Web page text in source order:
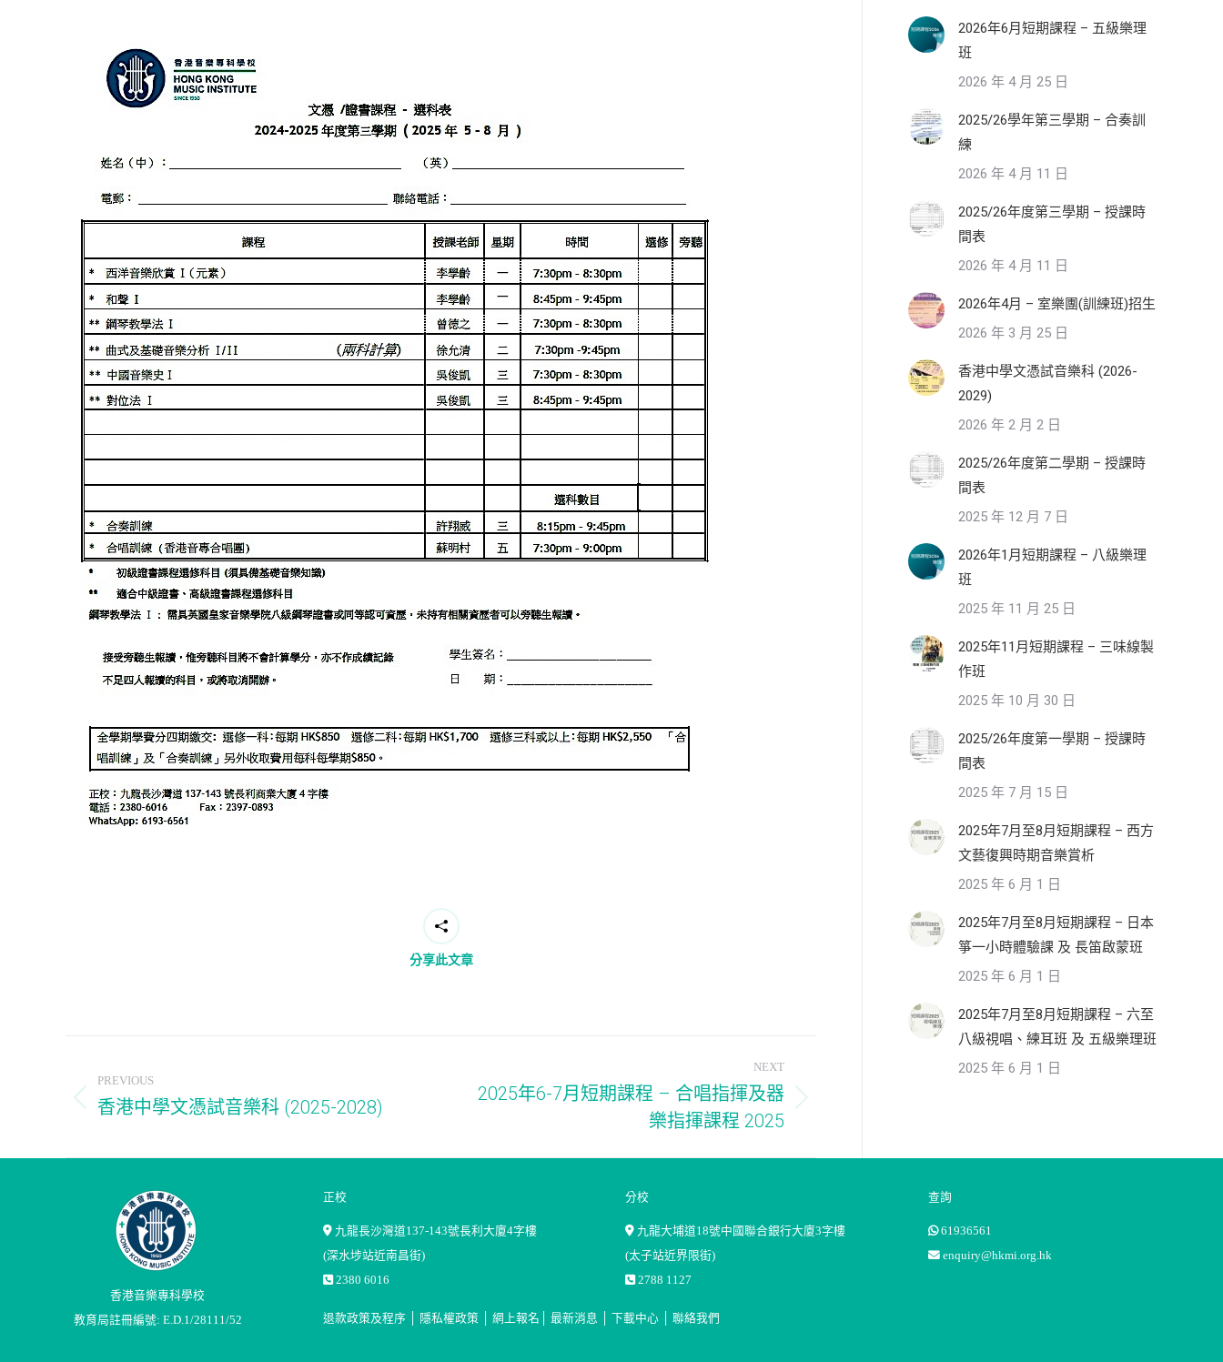
分享此文章
navigation
PREVIOUS
Previous
香港中學文憑試音樂科 (2025-2028)
NEXT
2025年6-7月短期課程 – 合唱指揮及器
樂指揮課程 2025
2026年6月短期課程 – 五級樂理
班
2026 年 4 月 25 日
2025/26學年第三學期 – 合奏訓
練
2026 年 4 月 11 日
2025/26年度第三學期 – 授課時
間表
2026 年 4 月 11 日
2026年4月 – 室樂團(訓練班)招生
2026 年 3 月 25 日
香港中學文憑試音樂科 (2026-
2029)
2026 年 2 月 2 日
2025/26年度第二學期 – 授課時
間表
2025 年 12 月 7 日
2026年1月短期課程 – 八級樂理
班
2025 年 11 月 25 日
2025年11月短期課程 – 三味線製
作班
2025 年 10 月 30 日
2025/26年度第一學期 – 授課時
間表
2025 年 7 月 15 日
2025年7月至8月短期課程 – 西方
文藝復興時期音樂賞析
2025 年 6 月 1 日
2025年7月至8月短期課程 – 日本
箏一小時體驗課 及 長笛啟蒙班
2025 年 6 月 1 日
2025年7月至8月短期課程 – 六至
八級視唱、練耳班 及 五級樂理班
2025 年 6 月 1 日
香港音樂專科學校
教育局註冊編號: E.D.1/28111/52
正校
九龍長沙灣道137-143號長利大廈4字樓
(深水埗站近南昌街)
2380 6016
分校
九龍大埔道18號中國聯合銀行大廈3字樓
(太子站近界限街)
2788 1127
查詢
61936561
enquiry@hkmi.org.hk
退款政策及程序│ 隱私權政策 網上報名 最新消息 下載中心│ 聯絡我們